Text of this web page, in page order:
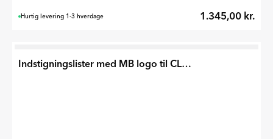
Hurtig levering 1-3 hverdage 1.345,00 kr.
Indstigningslister med MB logo til CLA 2025 -